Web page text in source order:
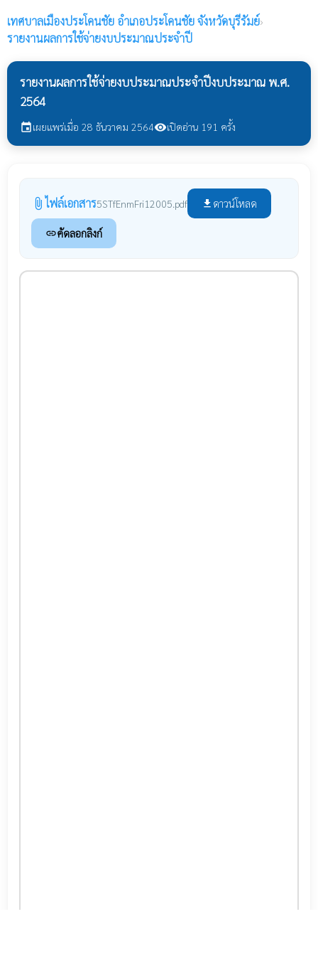
เทศบาลเมืองประโคนชัย อำเภอประโคนชัย จังหวัดบุรีรัมย์›
รายงานผลการใช้จ่ายงบประมาณประจำปี
รายงานผลการใช้จ่ายงบประมาณประจำปีงบประมาณ พ.ศ.
2564
eventเผยแพร่เมื่อ 28 ธันวาคม 2564visibilityเปิดอ่าน 191 ครั้ง
attach_file ไฟล์เอกสาร5STfEnmFri12005.pdf file_download ดาวน์โหลด
linkคัดลอกลิงก์